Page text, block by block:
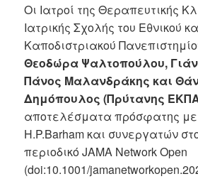
Οι Ιατροί της Θεραπευτικής
Ιατρικής Σχολής του Εθνικού
Καποδιστριακού
Θεοδώρα Ψαλτοπούλου,
Πάνος Μαλανδράκης και
Δημόπουλος (Πρύτανης
αποτελέσματα πρόσφατης
H.P.Barham και συνεργατών
περιοδικό JAMA Network Open
(doi:10.1001/